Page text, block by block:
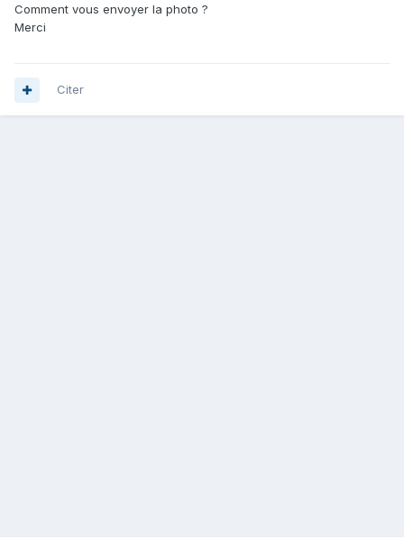
Comment vous envoyer la photo ?
Merci
Citer